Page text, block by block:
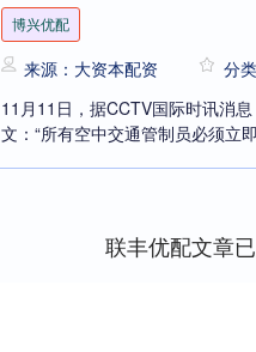
博兴优配
来源：大资本配资 分
11月11日，据CCTV国际时讯消
文：“所有空中交通管制员必须立
联丰优配文章